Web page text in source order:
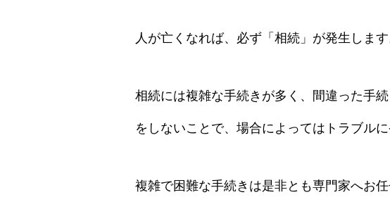
人が亡くなれば、必ず「相続」が発生します
相続には複雑な手続きが多く、間違った手
をしないことで、場合によってはトラブル
複雑で困難な手続きは是非とも専門家へお任